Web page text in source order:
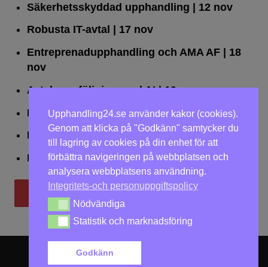
Säkerhetsskyddad upphandling | 12 nov
Robusta IT-avtal
| 17 nov
Entreprenadupphandling och AMA AF| 18
nov
Avtalsuppföljning med AI| 19 nov
Leda upphandlingar effektivt| 25 nov
Dialogförfaranden | 26 nov
LOU på två dagar| 2-3 dec
Till utbildningar
Upphandling24.se använder kakor (cookies).
Genom att klicka på "Godkänn" samtycker du
till lagring av cookies på din enhet för att
förbättra navigeringen på webbplatsen och
analysera webbplatsens användning.
Integritets-och personuppgiftspolicy
Nödvändiga
Nödvändiga
Statistik och marknadsföring
Statistik och marknadsföring
Godkänn